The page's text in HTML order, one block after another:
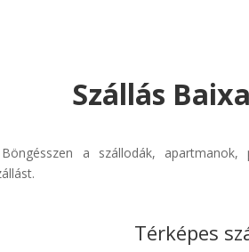
Szállás
a szállodák,
Térképes